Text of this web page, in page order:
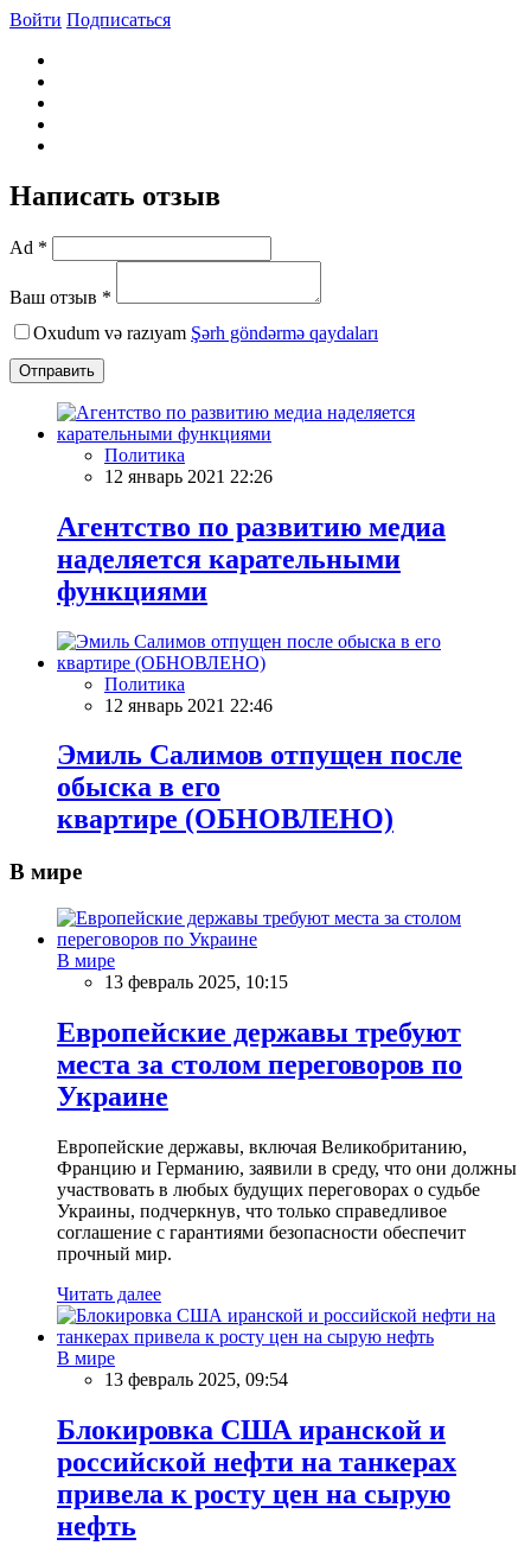
Войти Подписаться
Написать отзыв
Ad *
Ваш отзыв *
Oxudum və razıyam Şərh göndərmə qaydaları
Отправить
Политика
12 январь 2021 22:26
Агентство по развитию медиа
наделяется карательными
функциями
Политика
12 январь 2021 22:46
Эмиль Салимов отпущен после
обыска в его
квартире (ОБНОВЛЕНО)
В мире
В мире
13 февраль 2025, 10:15
Европейские державы требуют
места за столом переговоров по
Украине
Европейские державы, включая Великобританию,
Францию и Германию, заявили в среду, что они должны
участвовать в любых будущих переговорах о судьбе
Украины, подчеркнув, что только справедливое
соглашение с гарантиями безопасности обеспечит
прочный мир.
Читать далее
В мире
13 февраль 2025, 09:54
Блокировка США иранской и
российской нефти на танкерах
привела к росту цен на сырую
нефть